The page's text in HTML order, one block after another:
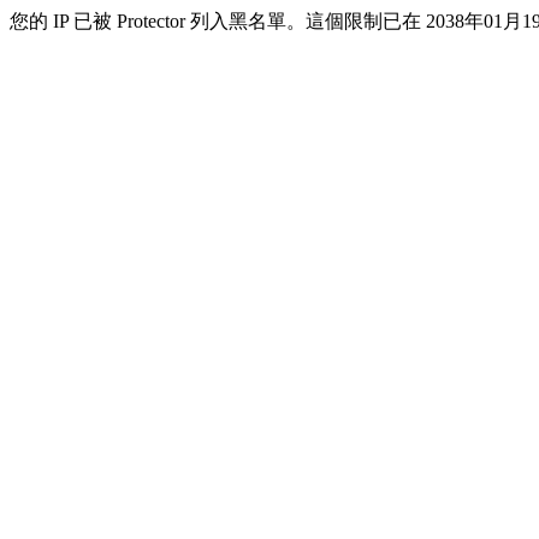
您的 IP 已被 Protector 列入黑名單。這個限制已在 2038年01月